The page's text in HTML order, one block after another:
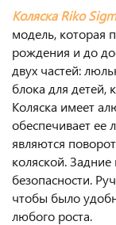
Коляска Riko
модель, которая
рождения и до
двух частей:
блока для детей,
Коляска имеет
обеспечивает ее
являются
коляской.
безопасности.
чтобы было
любого роста.